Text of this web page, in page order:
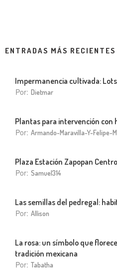
ENTRADAS MÁS RECIENTES
Impermanencia cultivada:
Por: Dietmar
Plantas para intervención con
Por: Armando-Maravilla-Y-Felipe-
Plaza Estación Zapopan Centro
Por: Samuel314
Las semillas del pedregal:
Por: Allison
La rosa: un símbolo que
tradición mexicana
Por: Tabatha